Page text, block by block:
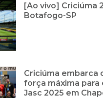
[Ao vivo] Criciúma
Botafogo-SP
Criciúma embarca
força máxima para
Jasc 2025 em